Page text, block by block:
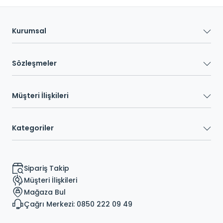
Kurumsal
Sözleşmeler
Müşteri İlişkileri
Kategoriler
Sipariş Takip
Müşteri İlişkileri
Mağaza Bul
Çağrı Merkezi: 0850 222 09 49